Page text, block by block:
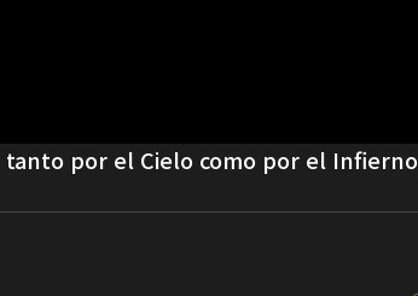
tanto por el Cielo como por el Infierno